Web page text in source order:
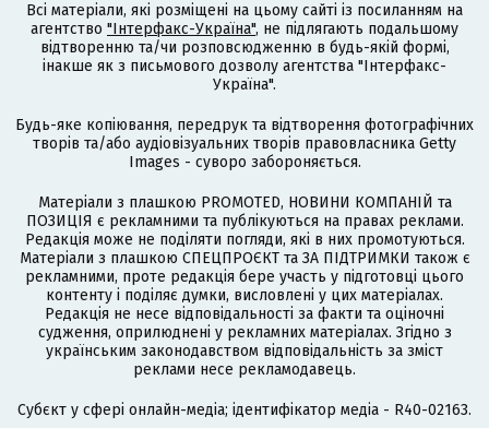
Всі матеріали, які розміщені на цьому сайті із посиланням на
агентство "Інтерфакс-Україна", не підлягають подальшому
відтворенню та/чи розповсюдженню в будь-якій формі,
інакше як з письмового дозволу агентства "Інтерфакс-
Україна".
Будь-яке копіювання, передрук та відтворення фотографічних
творів та/або аудіовізуальних творів правовласника Getty
Images - суворо забороняється.
Матеріали з плашкою PROMOTED, НОВИНИ КОМПАНІЙ та
ПОЗИЦІЯ є рекламними та публікуються на правах реклами.
Редакція може не поділяти погляди, які в них промотуються.
Матеріали з плашкою СПЕЦПРОЄКТ та ЗА ПІДТРИМКИ також є
рекламними, проте редакція бере участь у підготовці цього
контенту і поділяє думки, висловлені у цих матеріалах.
Редакція не несе відповідальності за факти та оціночні
судження, оприлюднені у рекламних матеріалах. Згідно з
українським законодавством відповідальність за зміст
реклами несе рекламодавець.
Cубєкт у сфері онлайн-медіа; ідентифікатор медіа - R40-02163.